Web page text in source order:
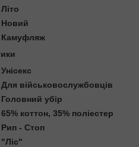
Літо
Новий
Камуфляж
Унісекс
Для військовослужбовців
Головний убір
65% коттон, 35% поліестер
Рип - Стоп
"Ліс"